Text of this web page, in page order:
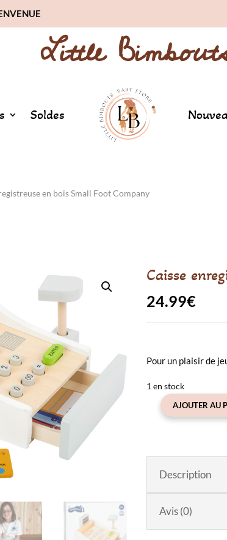
Little
Soldes
en bois Small Foot Company
Caisse
24.99€
Pour un plaisir de
1 en stock
quantité
enregistreuse
Foot
AJOUTER AU
Description
Avis (0)